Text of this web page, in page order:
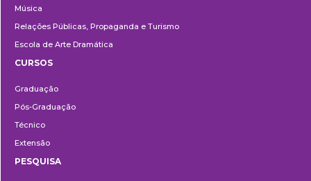
Música
Relações Públicas, Propaganda e Turismo
Escola de Arte Dramática
CURSOS
Graduação
Pós-Graduação
Técnico
Extensão
PESQUISA